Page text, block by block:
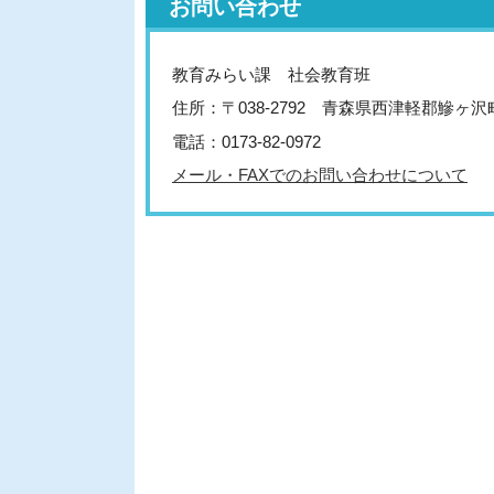
お問い合わせ
教育みらい課 社会教育班
住所：〒038-2792 青森県西津軽郡鰺ヶ沢
電話：0173-82-0972
メール・FAXでのお問い合わせについて